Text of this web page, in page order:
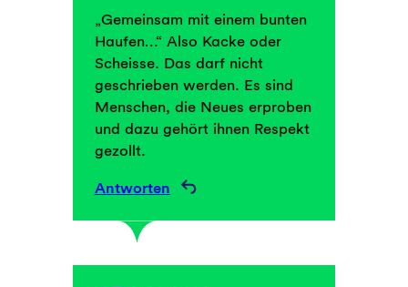
„Gemeinsam mit einem bunten
Haufen…“ Also Kacke oder
Scheisse. Das darf nicht
geschrieben werden. Es sind
Menschen, die Neues erproben
und dazu gehört ihnen Respekt
gezollt.
Antworten